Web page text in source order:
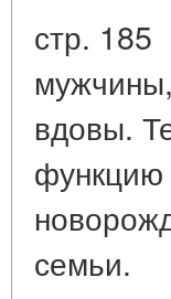
стр. 185
вдовы.
функцию
семьи.